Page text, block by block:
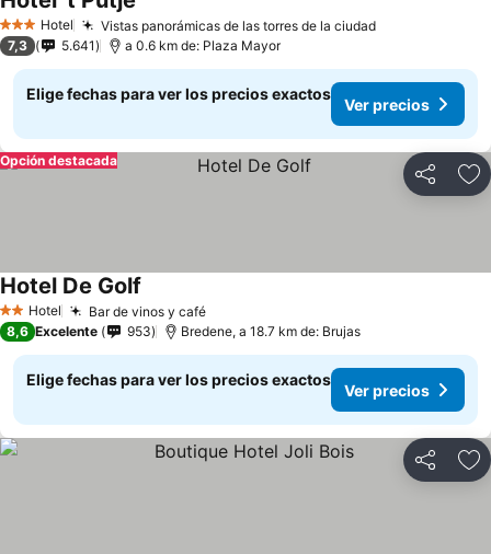
3 Estrellas
Hotel Vistas panorámicas de las torres de la ciudadVer precios
7,3 5.641 a 0.6 km de: Plaza Mayor
Elige fechas para ver los precios exactos
Ver precios
Compartir
Opción destacada
2 Estrellas
Hotel Bar de vinos y caféVer precios
Hotel De Golf
8,6 Excelente 953 Bredene, a 18.7 km de: Brujas
Elige fechas para ver los precios exactos
Ver precios
Compartir